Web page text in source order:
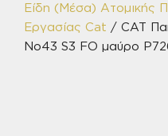
Είδη (Μέσα) Ατομικής
Εργασίας Cat / CAT
No43 S3 FO μαύρο